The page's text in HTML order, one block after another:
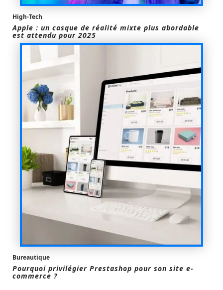
High-Tech
Apple : un casque de réalité mixte plus abordable
est attendu pour 2025
Bureautique
Pourquoi privilégier Prestashop pour son site e-
commerce ?